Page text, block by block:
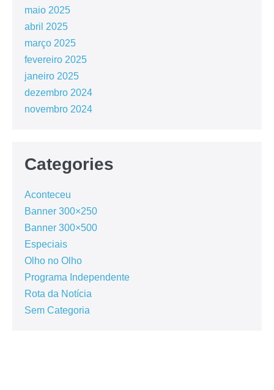
maio 2025
abril 2025
março 2025
fevereiro 2025
janeiro 2025
dezembro 2024
novembro 2024
Categories
Aconteceu
Banner 300×250
Banner 300×500
Especiais
Olho no Olho
Programa Independente
Rota da Notícia
Sem Categoria